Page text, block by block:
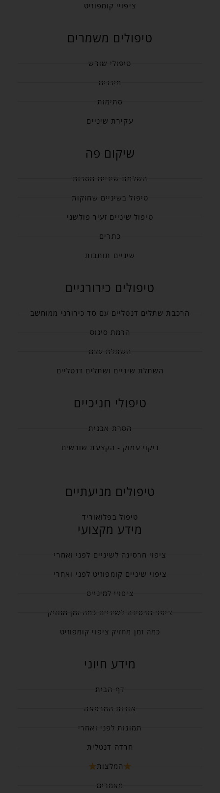
ציפויי קומפוזיט
טיפולים משמרים
טיפולי שורש
מיבנים
סתימות
עקירת שיניים
שיקום פה
השלמת שיניים חסרות
טיפול בשיניים שחוקות
טיפול שיניים זעיר פולשני
כתרים
שיניים תותבות
טיפולים כירורגיים
הרכבת שתלים דנטליים עם סד כירורגי ממוחשב
הרמת סינוס
השתלת עצם
השתלת שיניים ושתלים דנטליים
טיפולי חניכיים
הסרת אבנית
ניקוי עמוק - הקצעת שורשים
טיפולים מניעתיים
טיפול בפלואוריד
מידע מקצועי
ציפוי חרסינה לשיניים לפני ואחרי
ציפוי שיניים קומפוזיט לפני ואחרי
ציפויי למינייט
ציפוי חרסינה לשיניים כמה זמן מחזיק
כמה זמן מחזיק ציפוי קומפוזיט
מידע חיוני
דף הבית
אודות המרפאה
תמונות לפני ואחרי
חרדה דנטלית
המלצות
מאמרים